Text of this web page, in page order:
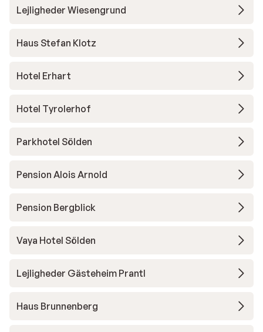
Lejligheder Wiesengrund
Haus Stefan Klotz
Hotel Erhart
Hotel Tyrolerhof
Parkhotel Sölden
Pension Alois Arnold
Pension Bergblick
Vaya Hotel Sölden
Lejligheder Gästeheim Prantl
Haus Brunnenberg